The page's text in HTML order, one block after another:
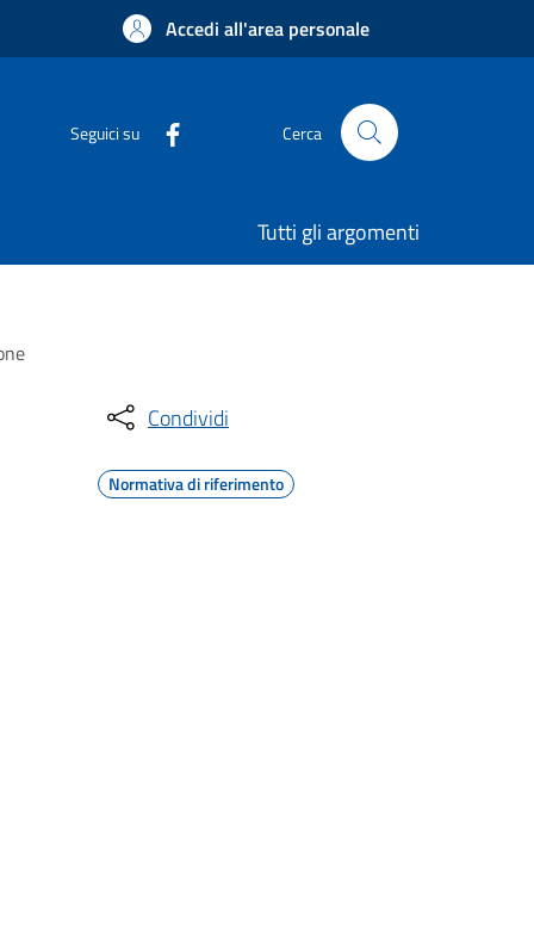
Accedi all'area personale
Seguici su Cerca
Tutti gli argomenti
Condividi
Normativa di riferimento